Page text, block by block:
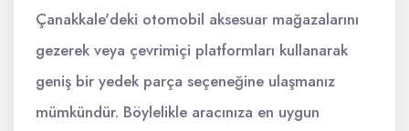
Çanakkale'deki otomobil aksesuar mağazalarını
gezerek veya çevrimiçi platformları kullanarak
geniş bir yedek parça seçeneğine ulaşmanız
mümkündür. Böylelikle aracınıza en uygun